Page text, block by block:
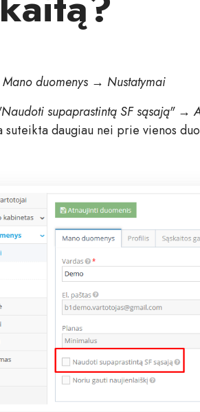
duomenys → Nustatymai
supaprastintą SF sąsają" →
daugiau nei prie vienos